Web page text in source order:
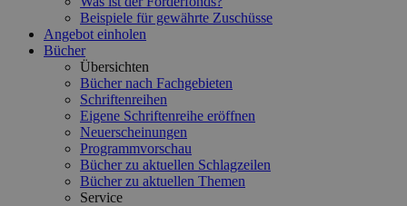
Beispiele für gewährte Zuschüsse
Angebot einholen
Bücher
Übersichten
Bücher nach Fachgebieten
Schriftenreihen
Eigene Schriftenreihe eröffnen
Neuerscheinungen
Programmvorschau
Bücher zu aktuellen Schlagzeilen
Bücher zu aktuellen Themen
Service